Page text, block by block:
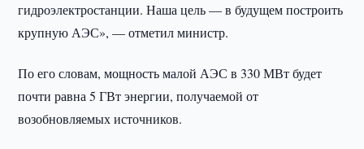
гидроэлектростанции. Наша цель — в будущем построить
крупную АЭС», — отметил министр.
По его словам, мощность малой АЭС в 330 МВт будет
почти равна 5 ГВт энергии, получаемой от
возобновляемых источников.